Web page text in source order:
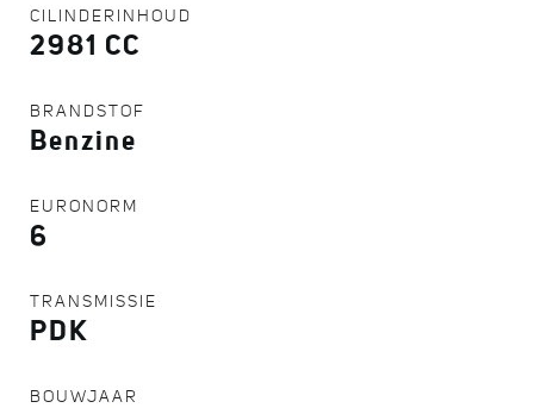
CILINDERINHOUD
2981 CC
BRANDSTOF
Benzine
EURONORM
6
TRANSMISSIE
PDK
BOUWJAAR